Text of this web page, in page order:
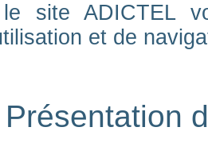
site ADICTEL
et de